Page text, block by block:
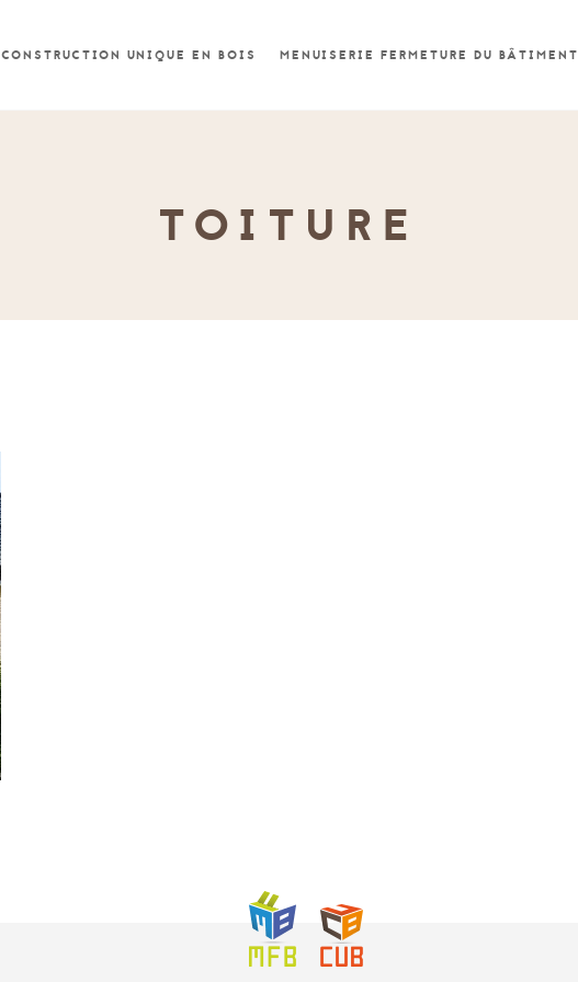
CONSTRUCTION UNIQUE EN BOIS MENUISERIE FERMETURE DU BÂTIMENT
TOITURE